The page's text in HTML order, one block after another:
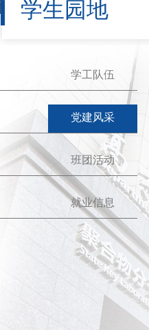
学生园地
学工队伍
党建风采
班团活动
就业信息